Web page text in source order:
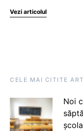
Vezi articolul
CELE MAI CITITE
Noi